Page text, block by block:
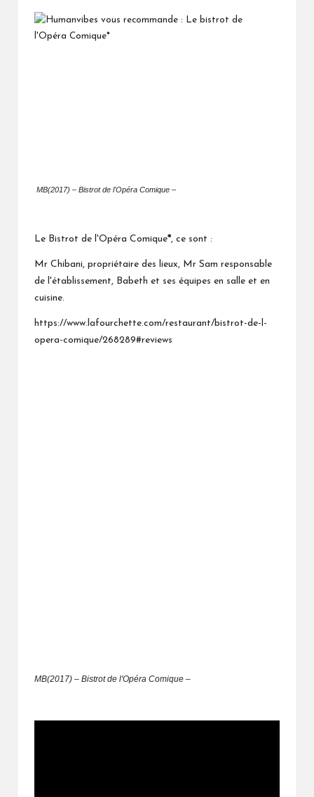
MB(2017) – Bistrot de l'Opéra Comique –
Le Bistrot de l'Opéra Comique*, ce sont :
Mr Chibani, propriétaire des lieux, Mr Sam responsable
de l'établissement, Babeth et ses équipes en salle et en
cuisine.
https://www.lafourchette.com/restaurant/bistrot-de-l-
opera-comique/268289#reviews
MB(2017) – Bistrot de l'Opéra Comique –